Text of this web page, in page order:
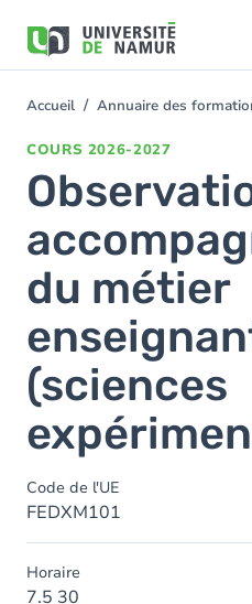
contenu
You
Accueil Annuaire des
COURS 2026-2027
du métier
(sciences
Code de l'UE
FEDXM101
Horaire
7.5 30